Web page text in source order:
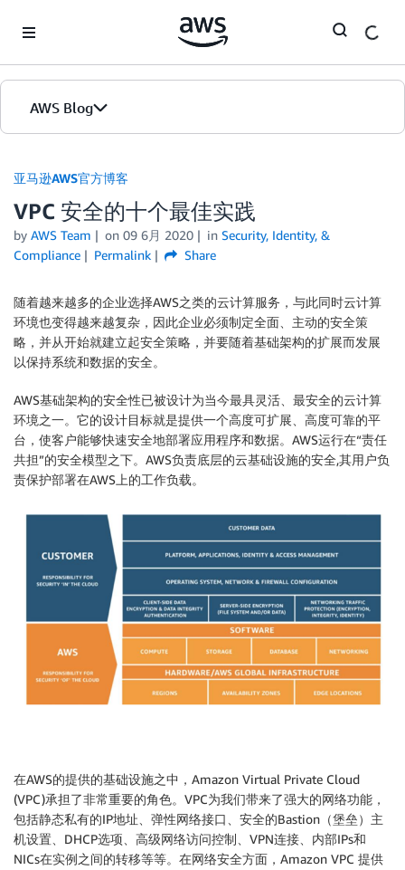
AWS Blog
首页
版本
亚马逊AWS官方博客
VPC 安全的十个最佳实践
by AWS Team on 09 6月 2020 in Security, Identity, &
Compliance
Permalink Share
随着越来越多的企业选择AWS之类的云计算服务，与此同时云计算
环境也变得越来越复杂，因此企业必须制定全面、主动的安全策
略，并从开始就建立起安全策略，并要随着基础架构的扩展而发展
以保持系统和数据的安全。
AWS基础架构的安全性已被设计为当今最具灵活、最安全的云计算
环境之一。它的设计目标就是提供一个高度可扩展、高度可靠的平
台，使客户能够快速安全地部署应用程序和数据。AWS运行在“责任
共担”的安全模型之下。AWS负责底层的云基础设施的安全,其用户负
责保护部署在AWS上的工作负载。
在AWS的提供的基础设施之中，Amazon Virtual Private Cloud
(VPC)承担了非常重要的角色。VPC为我们带来了强大的网络功能，
包括静态私有的IP地址、弹性网络接口、安全的Bastion（堡垒）主
机设置、DHCP选项、高级网络访问控制、VPN连接、内部IPs和
NICs在实例之间的转移等等。在网络安全方面，Amazon VPC 提供